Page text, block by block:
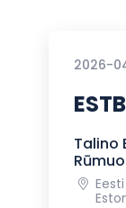
2026-
Talino